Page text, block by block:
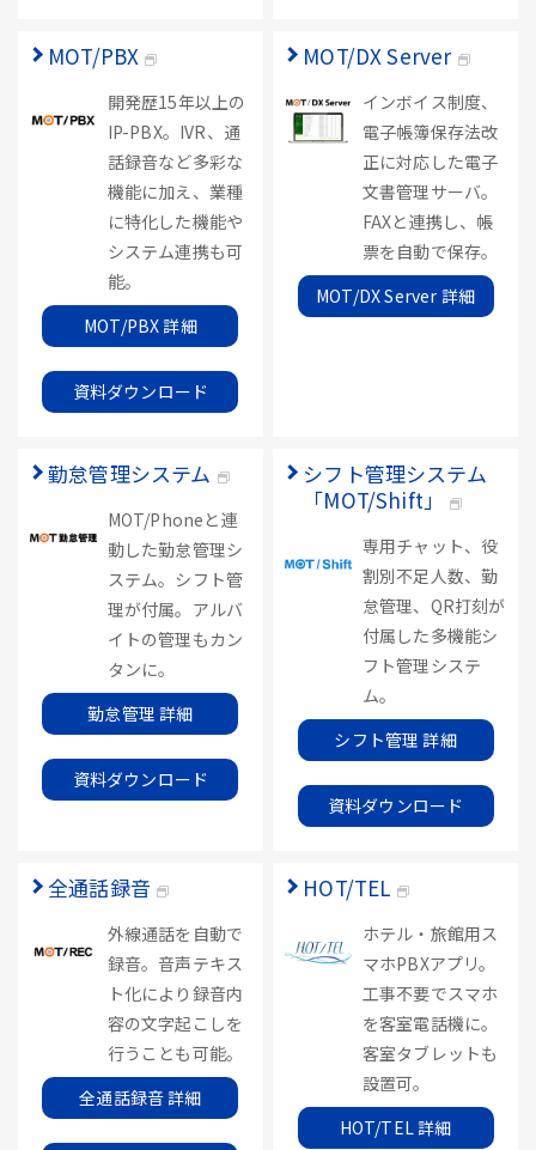
MOT/PBX
開発歴15年以上の
IP-PBX。IVR、通
話録音など多彩な
機能に加え、業種
に特化した機能や
システム連携も可
能。
MOT/PBX 詳細
資料ダウンロード
MOT/DX Server
インボイス制度、
電子帳簿保存法改
正に対応した電子
文書管理サーバ。
FAXと連携し、帳
票を自動で保存。
MOT/DX Server 詳細
勤怠管理システム
MOT/Phoneと連
動した勤怠管理シ
ステム。シフト管
理が付属。アルバ
イトの管理もカン
タンに。
勤怠管理 詳細
資料ダウンロード
シフト管理システム
「MOT/Shift」
専用チャット、役
割別不足人数、勤
怠管理、QR打刻が
付属した多機能シ
フト管理システ
ム。
シフト管理 詳細
資料ダウンロード
全通話録音
外線通話を自動で
録音。音声テキス
ト化により録音内
容の文字起こしを
行うことも可能。
全通話録音 詳細
HOT/TEL
ホテル・旅館用ス
マホPBXアプリ。
工事不要でスマホ
を客室電話機に。
客室タブレットも
設置可。
HOT/TEL 詳細